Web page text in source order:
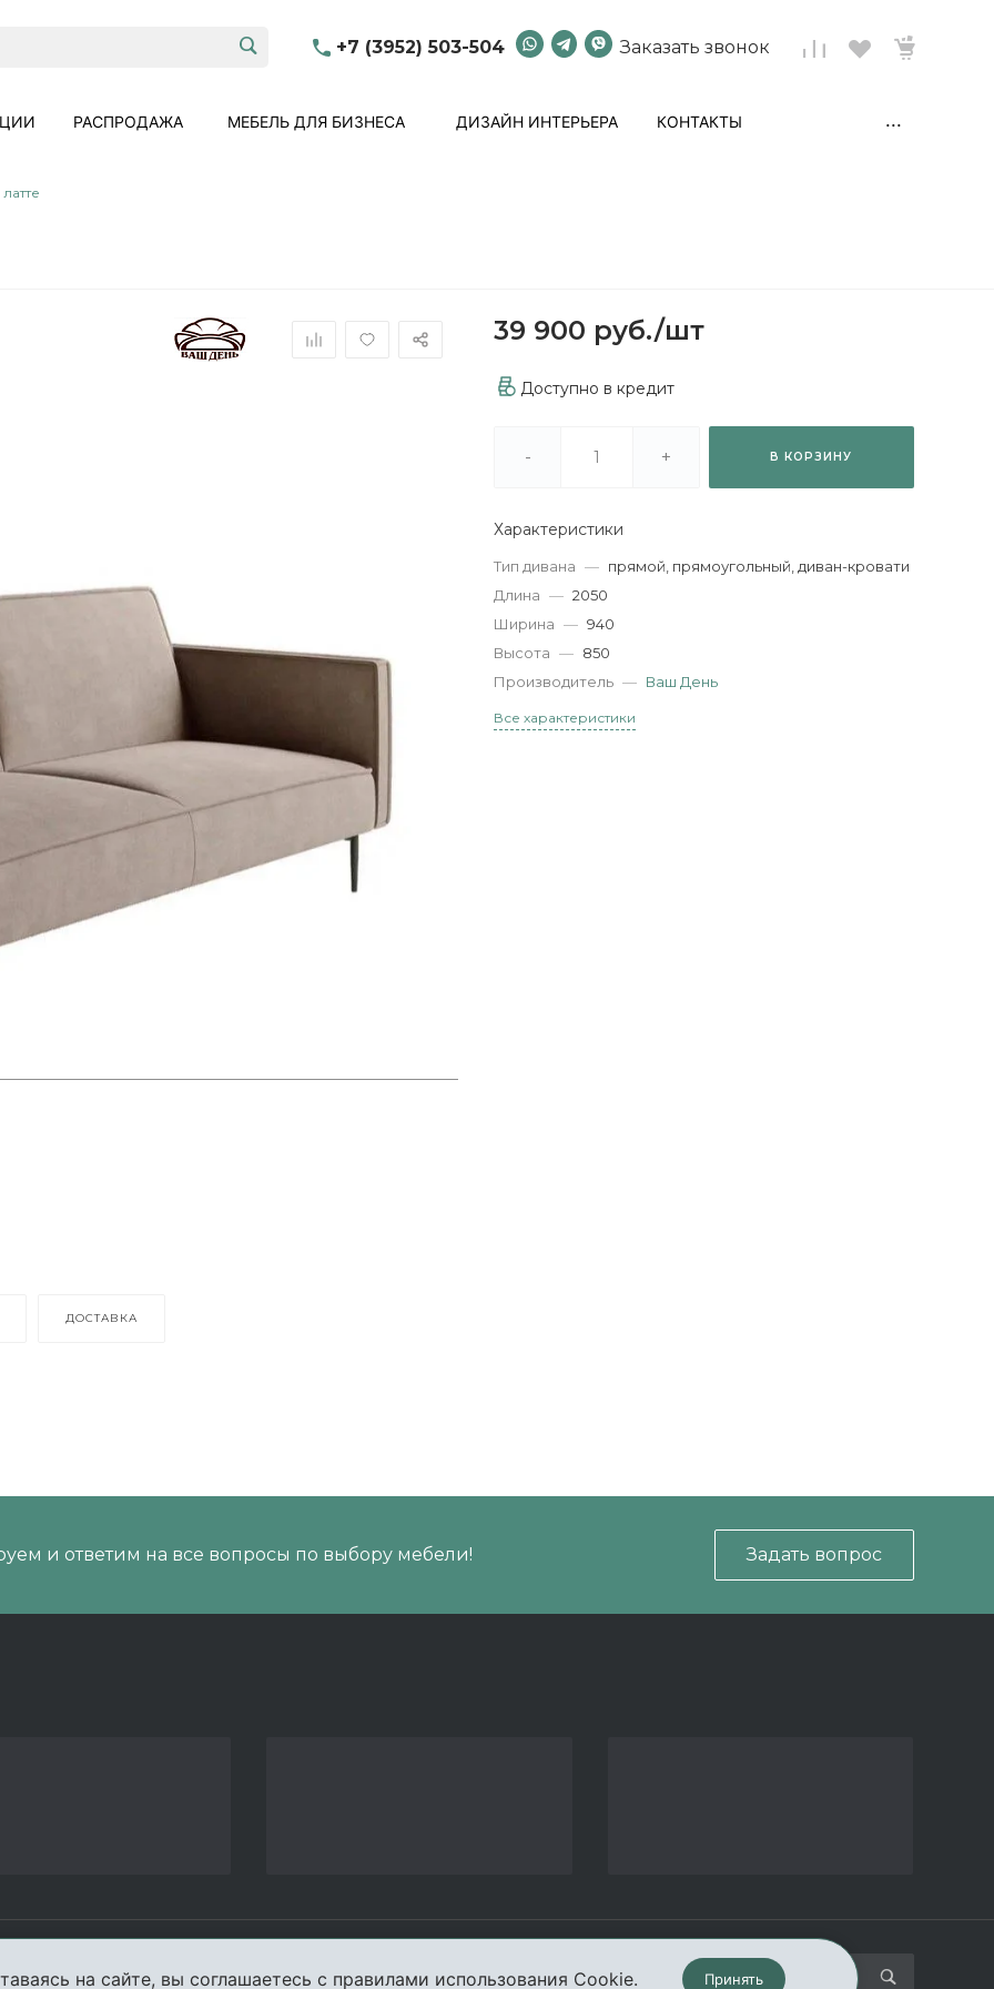
+7 (3952) 503-504 Заказать звонок
РАСПРОДАЖА МЕБЕЛЬ ДЛЯ БИЗНЕСА ДИЗАЙН ИНТЕРЬЕРА КОНТАКТЫ ...
39 900 руб./шт
Доступно в кредит
- + В КОРЗИНУ
Характеристики
Тип дивана — прямой, прямоугольный, диван-кровати
Длина — 2050
Ширина — 940
Высота — 850
Производитель — Ваш День
Все характеристики
ДОСТАВКА
и ответим на все вопросы по выбору мебели! Задать вопрос
на сайте, вы соглашаетесь с правилами использования Cookie. Принять